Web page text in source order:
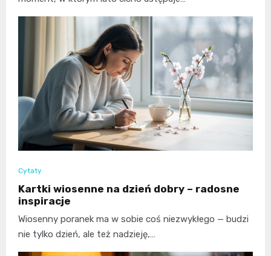
Cytaty
Kartki wiosenne na dzień dobry – radosne
inspiracje
Wiosenny poranek ma w sobie coś niezwykłego — budzi
nie tylko dzień, ale też nadzieję,…